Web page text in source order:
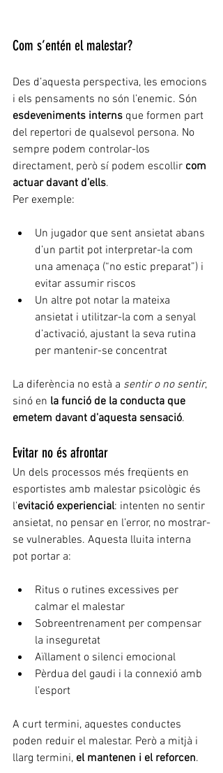
Com s’entén el malestar?
Des d’aquesta perspectiva, les emocions
i els pensaments no són l’enemic. Són
esdeveniments interns que formen part
del repertori de qualsevol persona. No
sempre podem controlar-los
directament, però sí podem escollir com
actuar davant d’ells.
Per exemple:
Un jugador que sent ansietat abans
d’un partit pot interpretar-la com
una amenaça (“no estic preparat”) i
evitar assumir riscos
Un altre pot notar la mateixa
ansietat i utilitzar-la com a senyal
d’activació, ajustant la seva rutina
per mantenir-se concentrat
La diferència no està a sentir o no sentir,
sinó en la funció de la conducta que
emetem davant d’aquesta sensació.
Evitar no és afrontar
Un dels processos més freqüents en
esportistes amb malestar psicològic és
l’evitació experiencial: intenten no sentir
ansietat, no pensar en l’error, no mostrar-
se vulnerables. Aquesta lluita interna
pot portar a:
Ritus o rutines excessives per
calmar el malestar
Sobreentrenament per compensar
la inseguretat
Aïllament o silenci emocional
Pèrdua del gaudi i la connexió amb
l’esport
A curt termini, aquestes conductes
poden reduir el malestar. Però a mitjà i
llarg termini, el mantenen i el reforcen.